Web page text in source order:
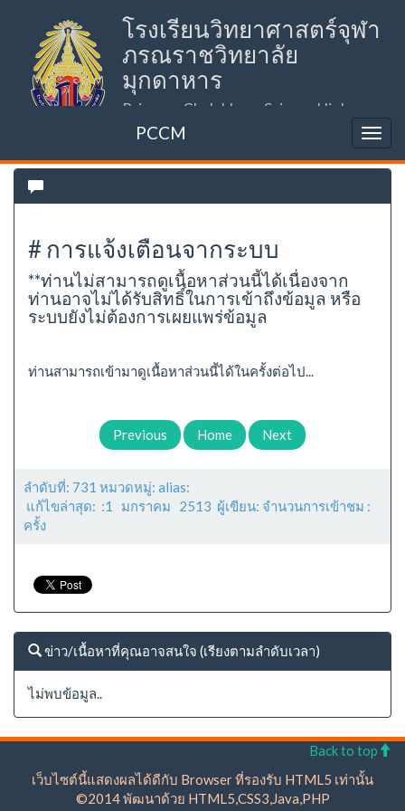
โรงเรียนวิทยาศาสตร์จุฬา
ภรณราชวิทยาลัย
มุกดาหาร
Princess Chulabhorn Science High
School Mukdahan (PCSHSM)
PCCM
# การแจ้งเตือนจากระบบ
**ท่านไม่สามารถดูเนื้อหาส่วนนี้ได้เนื่องจาก
ท่านอาจไม่ได้รับสิทธิ์ในการเข้าถึงข้อมูล หรือ
ระบบยังไม่ต้องการเผยแพร่ข้อมูล
ท่านสามารถเข้ามาดูเนื้อหาส่วนนี้ได้ในครั้งต่อไป...
Previous Home Next
ลำดับที่: 731 หมวดหมู่: alias:
แก้ไขล่าสุด: :1 มกราคม 2513 ผู้เขียน: จำนวนการเข้าชม :
ครั้ง
ข่าว/เนื้อหาที่คุณอาจสนใจ (เรียงตามลำดับเวลา)
ไม่พบข้อมูล..
Back to top
เว็บไซต์นี้แสดงผลได้ดีกับ Browser ที่รองรับ HTML5 เท่านั้น
©2014 พัฒนาด้วย HTML5,CSS3,Java,PHP